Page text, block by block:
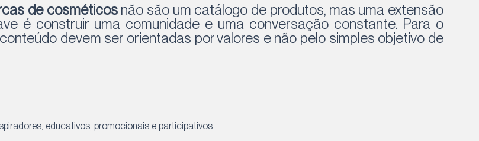
de cosméticosnão são um catálogo de produtos, mas uma extensão
é construir uma comunidade e uma conversação constante. Para o
devem ser orientadas por valores e não pelo simples objetivo de
educativos, promocionais e participativos.